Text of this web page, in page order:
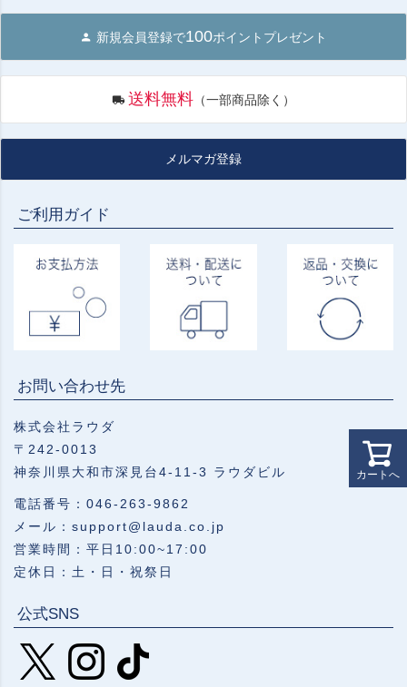
カートへ
新規会員登録で100ポイントプレゼント
送料無料 （一部商品除く）
メルマガ登録
ご利用ガイド
お問い合わせ先
株式会社ラウダ
〒242-0013
神奈川県大和市深見台4-11-3 ラウダビル
電話番号：046-263-9862
メール：support@lauda.co.jp
営業時間：平日10:00~17:00
定休日：土・日・祝祭日
公式SNS